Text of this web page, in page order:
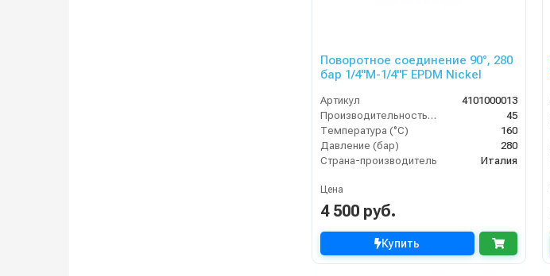
Поворотное соединение 90°, 280
бар 1/4"M-1/4"F EPDM Nickel
Артикул
4101000013
Производительность (л/мин)
45
Температура (°C)
160
Давление (бар)
280
Страна-производитель
Италия
Цена
4 500 руб.
Купить